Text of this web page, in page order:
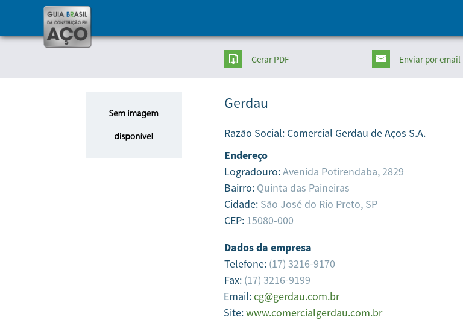
Gerar PDF Enviarpor email
Gerdau
Razão Social: Comercial Gerdau de Aços S.A.
Endereço
Logradouro:Avenida Potirendaba, 2829
Bairro: Quinta das Paineiras
Cidade: São José do Rio Preto, SP
CEP: 15080-000
Dados da empresa
Telefone: (17) 3216-9170
Fax: (17) 3216-9199
Email:cg@gerdau.com.br
Site:www.comercialgerdau.com.br